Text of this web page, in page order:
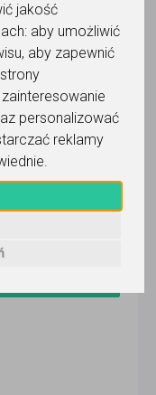
jakość
aby umożliwić
, aby zapewnić
personalizować
reklamy
.